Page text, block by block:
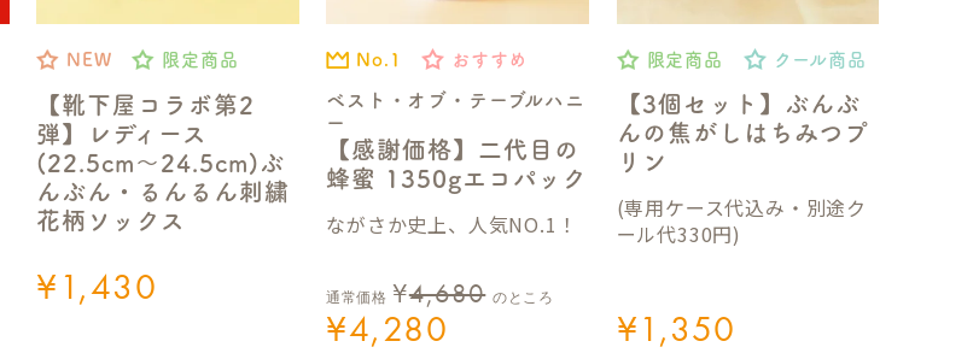
NEW 限定商品
【靴下屋コラボ第2
弾】レディース
(22.5cm～24.5cm)ぶ
んぶん・るんるん刺繍
花柄ソックス
¥1,430
No.1 おすすめ
ベスト・オブ・テーブルハニ
ー
【感謝価格】二代目の
蜂蜜 1350gエコパック
ながさか史上、人気NO.1！
通常価格 ¥4,680 のところ
¥4,280
限定商品 クール商品
【3個セット】ぶんぶ
んの焦がしはちみつプ
リン
(専用ケース代込み・別途ク
ール代330円)
¥1,350